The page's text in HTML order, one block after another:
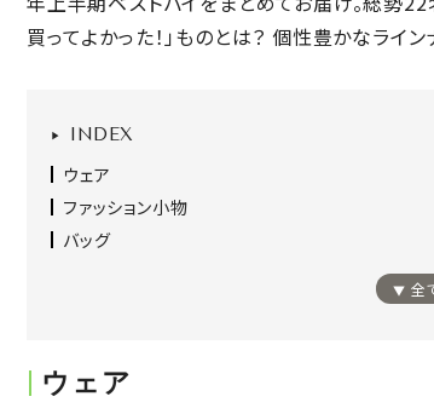
買ってよかった！」ものとは？ 個性豊かなライン
INDEX
ウェア
ファッション小物
バッグ
全
ウェア